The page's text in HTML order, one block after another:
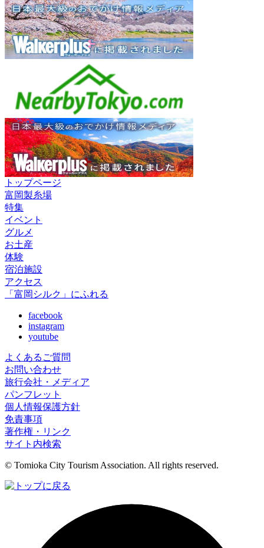
トップページ
富岡製糸場
特集
イベント
グルメ
お土産
体験
宿泊施設
アクセス
「富岡シルク」にふれる
facebook
instagram
youtube
よくあるご質問
お問い合わせ
旅行会社・メディア
パンフレット
個人情報保護方針
免責事項
著作権・リンク
サイト内検索
© Tomioka City Tourism Association. All rights reserved.